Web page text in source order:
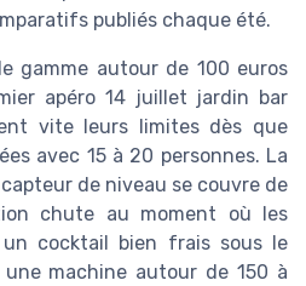
publiés chaque été.
gamme autour de 100 euros
apéro 14 juillet jardin bar
vite leurs limites dès que
avec 15 à 20 personnes. La
de niveau se couvre de
chute au moment où les
cocktail bien frais sous le
machine autour de 150 à